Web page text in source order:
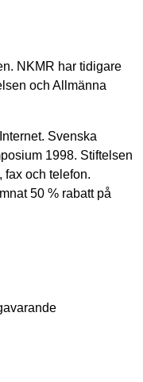
NKMR har tidigare
och Allmänna
Svenska
1998. Stiftelsen
fax och telefon.
50 % rabatt på